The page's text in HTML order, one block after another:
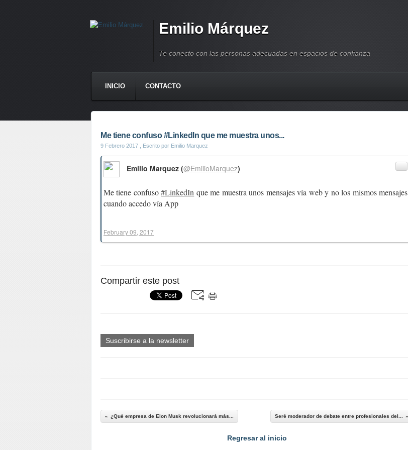
Emilio Márquez
Te conecto con las personas adecuadas en espacios de confianza
INICIO CONTACTO
Me tiene confuso #LinkedIn que me muestra unos...
9 Febrero 2017 , Escrito por Emilio Marquez
Me tiene confuso#LinkedIn que me muestra unos mensajes vía web y no los mismos mensajes
cuando accedo vía App
Emilio Marquez (@EmilioMarquez)
February 09, 2017
Compartir este post
Suscribirse a la newsletter
¿Qué empresa de Elon Musk revolucionará más... Seré moderador de debate entre profesionales del...
Regresar al inicio